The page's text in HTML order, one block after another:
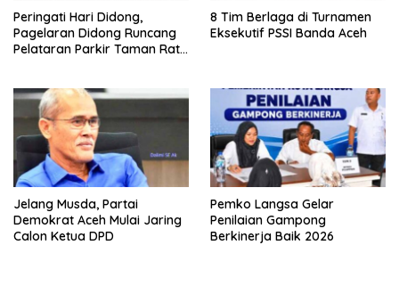
Peringati Hari Didong,
Pagelaran Didong Runcang
Pelataran Parkir Taman Ratu
8 Tim Berlaga di Turnamen
Eksekutif PSSI Banda Aceh
Jelang Musda, Partai
Demokrat Aceh Mulai Jaring
Calon Ketua DPD
Pemko Langsa Gelar
Penilaian Gampong
Berkinerja Baik 2026